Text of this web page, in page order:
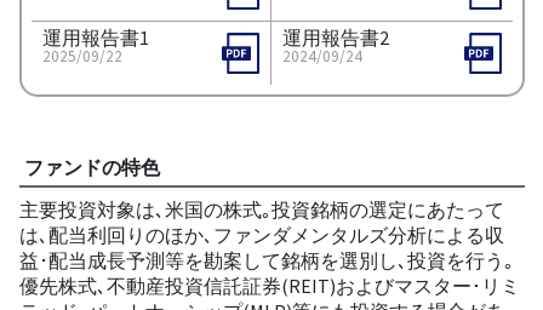
運用報告書1
2025/09/22
運用報告書2
2024/09/24
ファンドの特色
主要投資対象は､米国の株式｡投資銘柄の選定にあたって
は､配当利回りのほか､ファンダメンタルズ分析による収
益･配当成長予測等を勘案して銘柄を選別し､投資を行う｡
優先株式､不動産投資信託証券(REIT)およびマスター･リミ